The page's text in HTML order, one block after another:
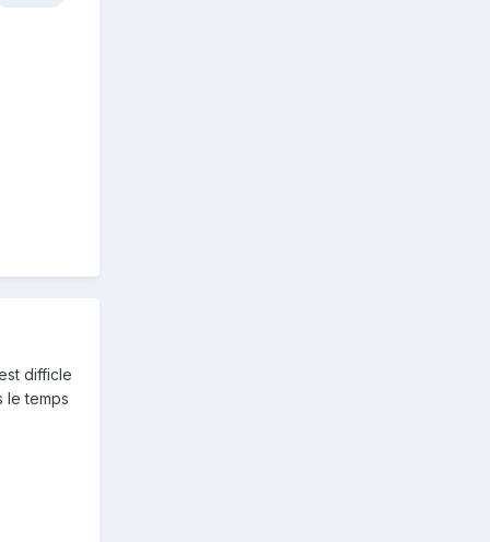
difficle
le temps